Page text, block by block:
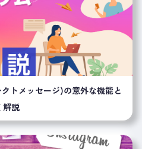
トメッセージ)の意外な機能と
解説